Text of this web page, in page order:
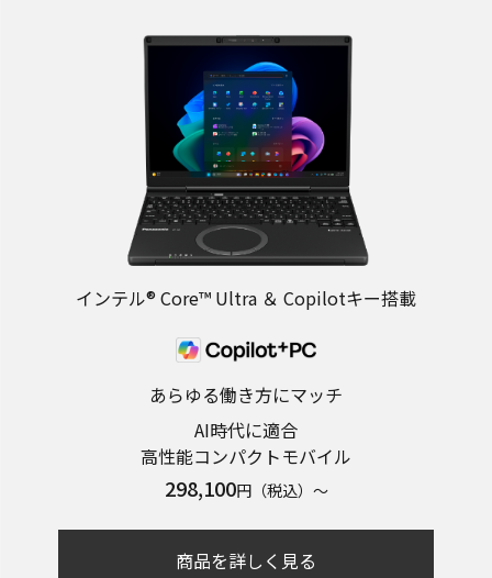
インテル® Core™ Ultra ＆ Copilotキー搭載
あらゆる働き方にマッチ
AI時代に適合
高性能コンパクトモバイル
298,100円（税込）～
商品を詳しく見る